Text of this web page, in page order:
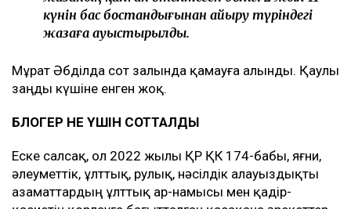
өзіне тағы бір мүмкіндік беруді сұраған.
СОТ ҚАУЛЫСЫ
24 сәуірде сот қаулысымен:
Сауран аудандық полиция басқармасының
Мұрат Әбділданың мерзімінен бұрын
шартты түрде босатудың күші жойылып,